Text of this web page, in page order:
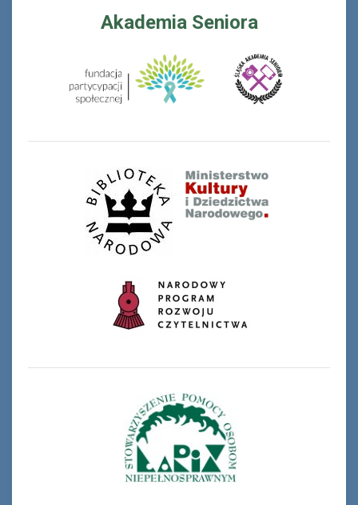
Akademia Seniora